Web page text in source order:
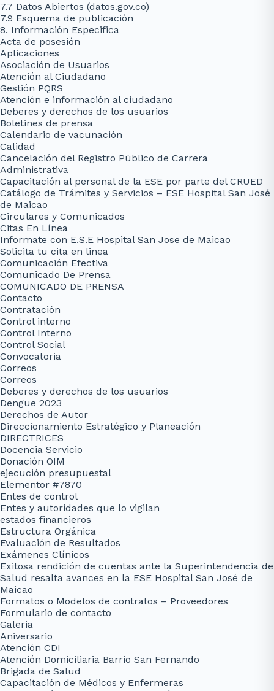
7.7 Datos Abiertos (datos.gov.co)
7.9 Esquema de publicación
8. Información Especifica
Acta de posesión
Aplicaciones
Asociación de Usuarios
Atención al Ciudadano
Gestión PQRS
Atención e información al ciudadano
Deberes y derechos de los usuarios
Boletines de prensa
Calendario de vacunación
Calidad
Cancelación del Registro Público de Carrera
Administrativa
Capacitación al personal de la ESE por parte del CRUED
Catálogo de Trámites y Servicios – ESE Hospital San José
de Maicao
Circulares y Comunicados
Citas En Línea
Informate con E.S.E Hospital San Jose de Maicao
Solicita tu cita en linea
Comunicación Efectiva
Comunicado De Prensa
COMUNICADO DE PRENSA
Contacto
Contratación
Control interno
Control Interno
Control Social
Convocatoria
Correos
Correos
Deberes y derechos de los usuarios
Dengue 2023
Derechos de Autor
Direccionamiento Estratégico y Planeación
DIRECTRICES
Docencia Servicio
Donación OIM
ejecución presupuestal
Elementor #7870
Entes de control
Entes y autoridades que lo vigilan
estados financieros
Estructura Orgánica
Evaluación de Resultados
Exámenes Clínicos
Exitosa rendición de cuentas ante la Superintendencia de
Salud resalta avances en la ESE Hospital San José de
Maicao
Formatos o Modelos de contratos – Proveedores
Formulario de contacto
Galeria
Aniversario
Atención CDI
Atención Domiciliaria Barrio San Fernando
Brigada de Salud
Capacitación de Médicos y Enfermeras